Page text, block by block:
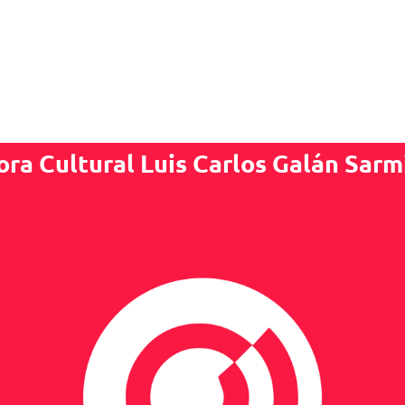
Cultural Luis Carlos Galán